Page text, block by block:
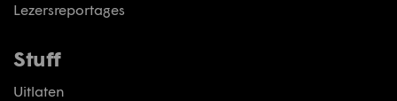
Lezersreportages
Stuff
Uitlaten